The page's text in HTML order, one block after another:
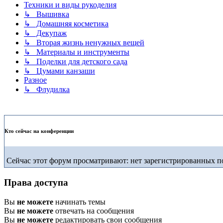
Техники и виды рукоделия
↳ Вышивка
↳ Домашняя косметика
↳ Декупаж
↳ Вторая жизнь ненужных вещей
↳ Материалы и инструменты
↳ Поделки для детского сада
↳ Цумами канзаши
Разное
↳ Флудилка
Кто сейчас на конференции
Сейчас этот форум просматривают: нет зарегистрированных
Права доступа
Вы не можете начинать темы
Вы не можете отвечать на сообщения
Вы не можете редактировать свои сообщения